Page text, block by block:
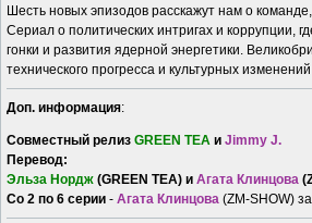
Шесть новых эпизодов расскажут нам о
Сериал о политических интригах и коррупции,
гонки и развития ядерной энергетики.
технического прогресса и культурных
Доп. информация:
Совместный релиз GREEN TEA и Jimmy J.
Перевод:
Эльза Нордж (GREEN TEA) и Агата Клинцова
Со 2 по 6 серии - Агата Клинцова (ZM-SHOW)